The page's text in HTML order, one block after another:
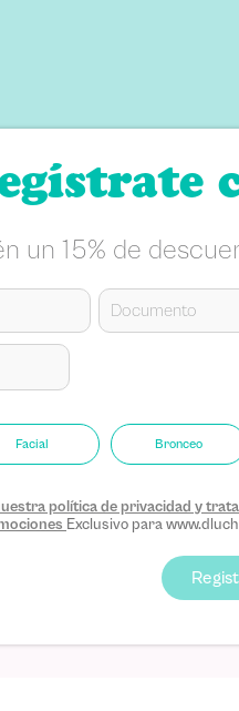
un 15% de
Facial Bronceo
política de privacidad y
Exclusivo para